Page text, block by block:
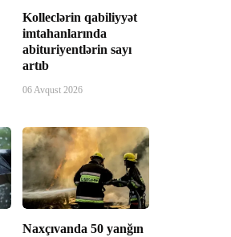
Kolleclərin qabiliyyət
imtahanlarında
abituriyentlərin sayı
artıb
06 Avqust 2026
Naxçıvanda 50 yanğın